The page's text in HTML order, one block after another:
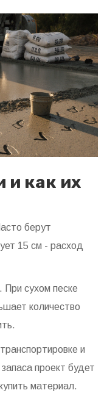
и как их
берут
15 см - расход
При сухом песке
количество
и
проект будет
материал.